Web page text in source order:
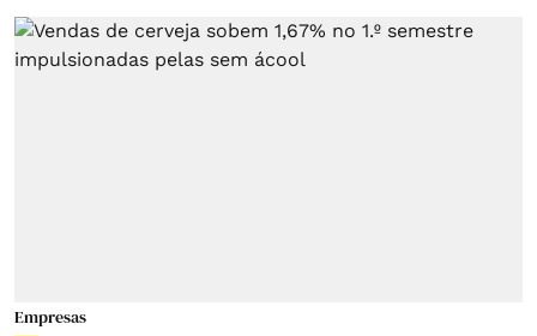
Empresas